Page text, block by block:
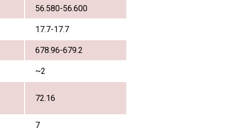
56.580-56.600
17.7-17.7
678.96-679.2
~2
72.16
7